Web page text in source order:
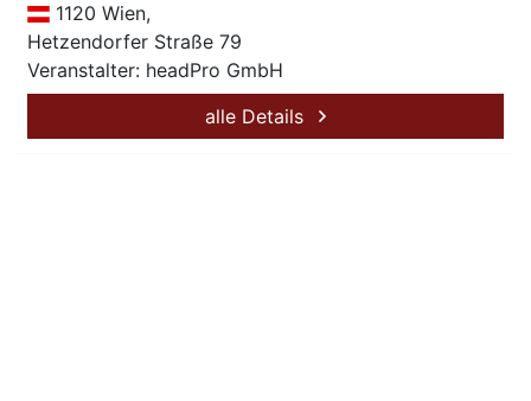
1120 Wien,
Hetzendorfer Straße 79
Veranstalter: headPro GmbH
alle Details